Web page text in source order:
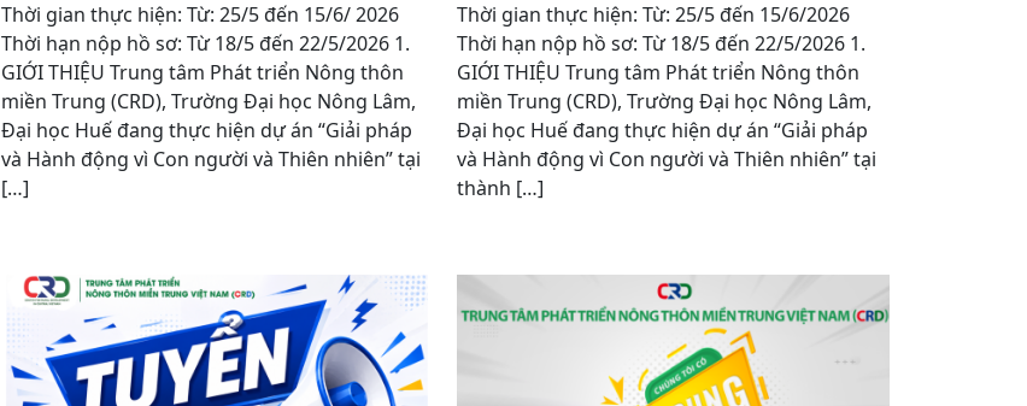
Thời gian thực hiện: Từ: 25/5 đến 15/6/ 2026
Thời hạn nộp hồ sơ: Từ 18/5 đến 22/5/2026 1.
GIỚI THIỆU Trung tâm Phát triển Nông thôn
miền Trung (CRD), Trường Đại học Nông Lâm,
Đại học Huế đang thực hiện dự án “Giải pháp
và Hành động vì Con người và Thiên nhiên” tại
[…]
Thời gian thực hiện: Từ: 25/5 đến 15/6/2026
Thời hạn nộp hồ sơ: Từ 18/5 đến 22/5/2026 1.
GIỚI THIỆU Trung tâm Phát triển Nông thôn
miền Trung (CRD), Trường Đại học Nông Lâm,
Đại học Huế đang thực hiện dự án “Giải pháp
và Hành động vì Con người và Thiên nhiên” tại
thành […]